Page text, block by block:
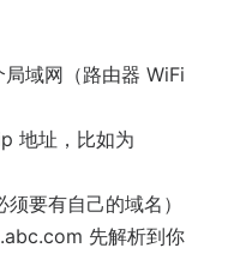
域网（路由器 WiFi
地址，比如为
要有自己的域名）
先解析到你